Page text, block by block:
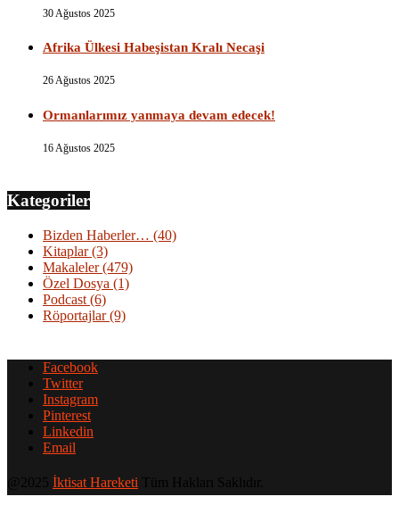
30 Ağustos 2025
Afrika Ülkesi Habeşistan Kralı Necaşi
26 Ağustos 2025
Ormanlarımız yanmaya devam edecek!
16 Ağustos 2025
Kategoriler
Bizden Haberler… (40)
Kitaplar(3)
Makaleler(479)
Özel Dosya (1)
Podcast (6)
Röportajlar(9)
Facebook
Twitter
Instagram
Pinterest
Linkedin
Email
İktisat Hareketi